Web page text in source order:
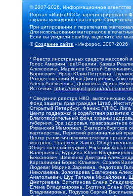
© 2007-2026, Информационное
Портал «ИнфоШОС» зарегистрирован в
охраны культурного наследия.
При цитировании и перепечатке
Для использования материалов в
Если вы увидели ошибку, выделите ее
©Создание сайта - Инфорос, 2007-2026
* Реестр иностранных средств массовой
Голос Америки, Idel.Реалии,
Алексеевна, Маркелов Сергей
Борисович, Ярош Юлия Петровна,
Рождественский Илья Дмитриевич,
Алеся Алексеевна, Долинина Ирина
Источник: https://minjust.gov.ru/ru/
* Сведения реестра НКО, выполняющих
Фонд защиты прав граждан Штаб,
Открытый Петербург, Феникс ПЛЮС, Лига
Центр поддержки и содействия
Благотворительный фонд охраны
губерния, Эра здоровья,
Рязанский Мемориал, Екатеринбургское
партнерства, Пермский региональный
Центр развития некоммерческих
контроль, Человек и Закон,
Общественный вердикт, Евразийская
Валерьевна, Бурдина Юлия
Бекханович, Шевченко Дмитрий
Каргалицкий Борис Юльевич, Созаев
Людевиг Марина Зариевна, Федотова
Николаевна, Золотарева Екатерина
Анатольевич, Щур Татьяна Михайловна,
Дмитриевна, Вититинова Елена
Елена Владимировна, Буртина Елена
Владимировна, Подузов Сергей